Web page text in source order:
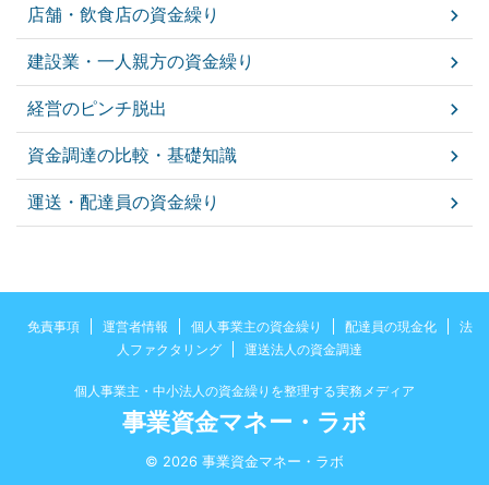
店舗・飲食店の資金繰り
建設業・一人親方の資金繰り
経営のピンチ脱出
資金調達の比較・基礎知識
運送・配達員の資金繰り
免責事項 運営者情報 個人事業主の資金繰り 配達員の現金化
法
人ファクタリング
運送法人の資金調達
個人事業主・中小法人の資金繰りを整理する実務メディア
事業資金マネー・ラボ
© 2026 事業資金マネー・ラボ